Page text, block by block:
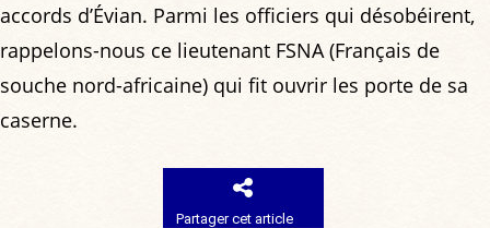
accords d’Évian. Parmi les officiers qui désobéirent,
rappelons-nous ce lieutenant FSNA (Français de
souche nord-africaine) qui fit ouvrir les porte de sa
caserne.
Partager cet article